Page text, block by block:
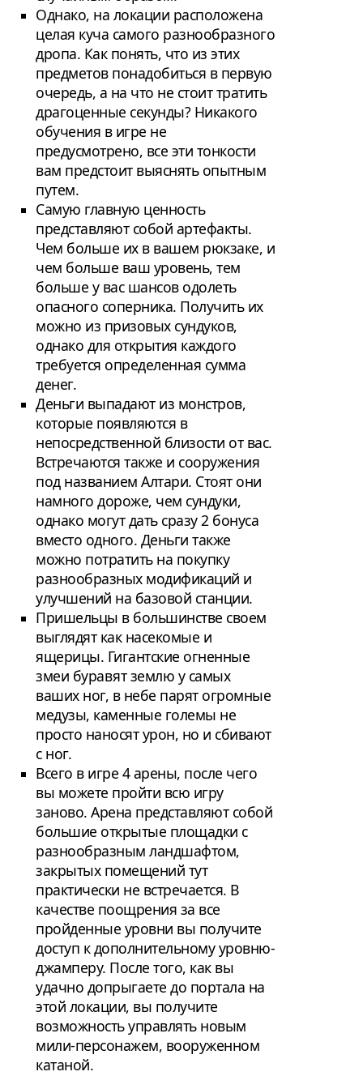
Однако, на локации расположена
целая куча самого разнообразного
дропа. Как понять, что из этих
предметов понадобиться в первую
очередь, а на что не стоит тратить
драгоценные секунды? Никакого
обучения в игре не
предусмотрено, все эти тонкости
вам предстоит выяснять опытным
путем.
Самую главную ценность
представляют собой артефакты.
Чем больше их в вашем рюкзаке, и
чем больше ваш уровень, тем
больше у вас шансов одолеть
опасного соперника. Получить их
можно из призовых сундуков,
однако для открытия каждого
требуется определенная сумма
денег.
Деньги выпадают из монстров,
которые появляются в
непосредственной близости от вас.
Встречаются также и сооружения
под названием Алтари. Стоят они
намного дороже, чем сундуки,
однако могут дать сразу 2 бонуса
вместо одного. Деньги также
можно потратить на покупку
разнообразных модификаций и
улучшений на базовой станции.
Пришельцы в большинстве своем
выглядят как насекомые и
ящерицы. Гигантские огненные
змеи буравят землю у самых
ваших ног, в небе парят огромные
медузы, каменные големы не
просто наносят урон, но и сбивают
с ног.
Всего в игре 4 арены, после чего
вы можете пройти всю игру
заново. Арена представляют собой
большие открытые площадки с
разнообразным ландшафтом,
закрытых помещений тут
практически не встречается. В
качестве поощрения за все
пройденные уровни вы получите
доступ к дополнительному уровню-
джамперу. После того, как вы
удачно допрыгаете до портала на
этой локации, вы получите
возможность управлять новым
мили-персонажем, вооруженном
катаной.